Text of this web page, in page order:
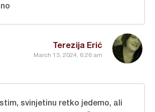
Terezija Erić
March 13, 2024, 6:26 am
svinjetinu retko jedemo, ali